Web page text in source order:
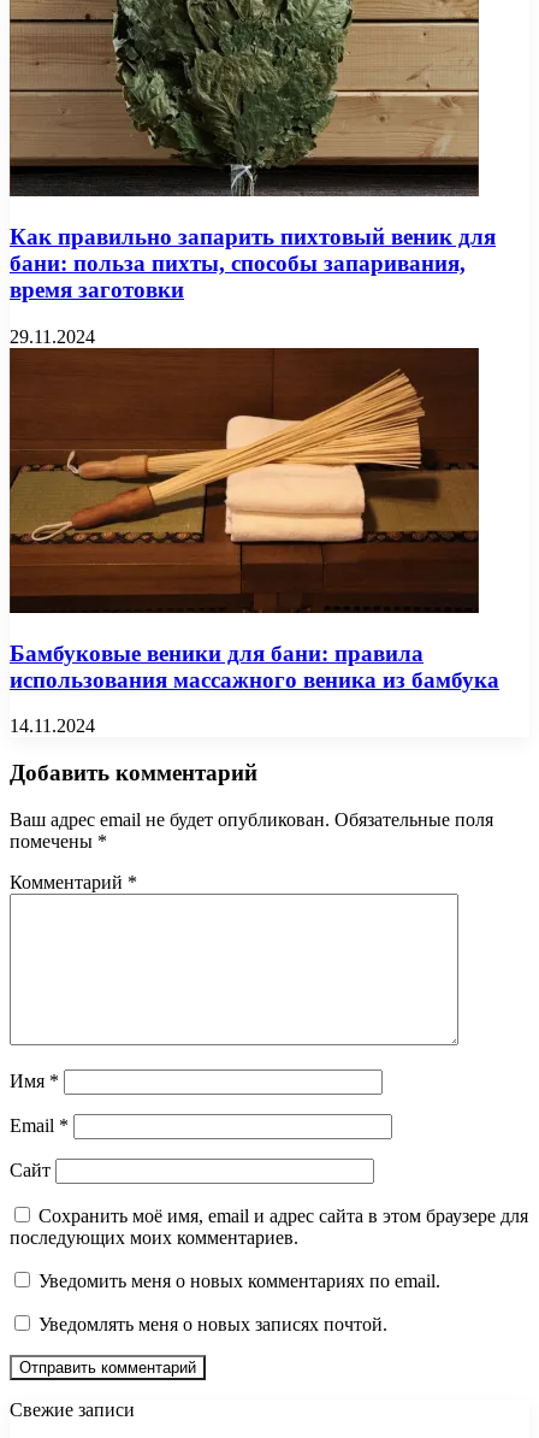
Как правильно запарить пихтовый веник для
бани: польза пихты, способы запаривания,
время заготовки
29.11.2024
Бамбуковые веники для бани: правила
использования массажного веника из бамбука
14.11.2024
Добавить комментарий
Ваш адрес email не будет опубликован. Обязательные поля
помечены *
Комментарий *
Имя *
Email *
Сайт
Сохранить моё имя, email и адрес сайта в этом браузере для
последующих моих комментариев.
Уведомить меня о новых комментариях по email.
Уведомлять меня о новых записях почтой.
Свежие записи